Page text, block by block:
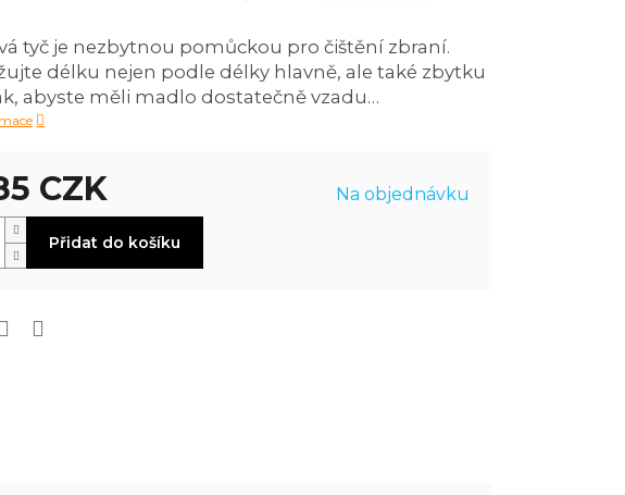
CZK Na objednávku
Přidat do košíku
tyč je nezbytnou pomůckou pro čištění zbraní.
délku nejen podle délky hlavně, ale také zbytku
abyste měli madlo dostatečně vzadu…